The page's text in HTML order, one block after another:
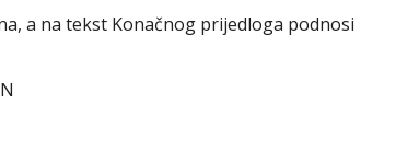
a na tekst Konačnog prijedloga podnosi